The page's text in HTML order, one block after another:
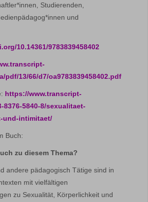
Studierenden,
und
10.14361/9783839458402
pdf/13/66/d7/oa9783839458402.pdf
https://www.transcript-
8376-5840-8/sexualitaet-
und-intimitaet/
Buch:
zu diesem Thema?
andere pädagogisch Tätige sind in
mit vielfältigen
zu Sexualität, Körperlichkeit und